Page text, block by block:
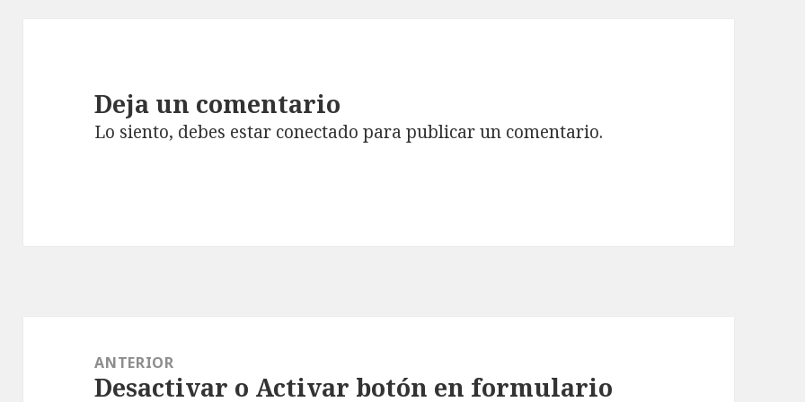
Deja un comentario
Lo siento, debes estar conectado para publicar un comentario.
entradas
ANTERIOR
Entrada
Desactivar o Activar botón en formulario